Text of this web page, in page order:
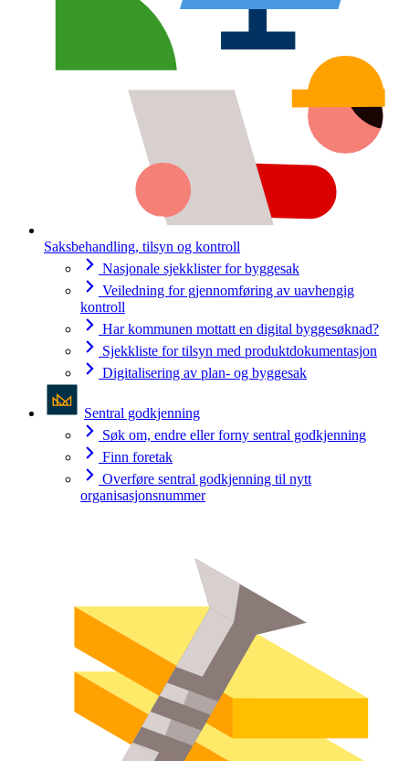
Saksbehandling, tilsyn og kontroll
Nasjonale sjekklister for byggesak
Veiledning for gjennomføring av uavhengig
kontroll
Har kommunen mottatt en digital byggesøknad?
Sjekkliste for tilsyn med produktdokumentasjon
Digitalisering av plan- og byggesak
Sentral godkjenning
Søk om, endre eller forny sentral godkjenning
Finn foretak
Overføre sentral godkjenning til nytt
organisasjonsnummer